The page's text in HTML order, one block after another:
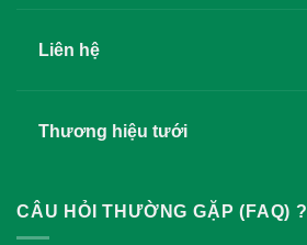
Liên hệ
Thương hiệu tưới
CÂU HỎI THƯỜNG GẶP (FAQ) ?